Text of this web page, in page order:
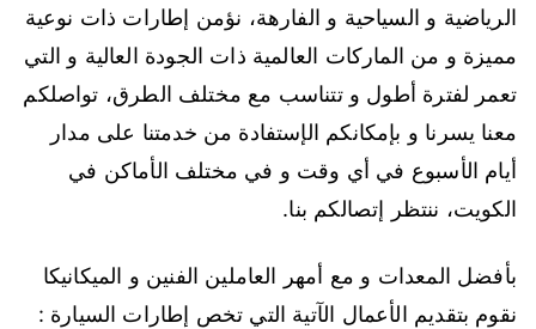
الرياضية و السياحية و الفارهة، نؤمن إطارات ذات نوعية
مميزة و من الماركات العالمية ذات الجودة العالية و التي
تعمر لفترة أطول و تتناسب مع مختلف الطرق، تواصلكم
معنا يسرنا و بإمكانكم الإستفادة من خدمتنا على مدار
أيام الأسبوع في أي وقت و في مختلف الأماكن في
الكويت، ننتظر إتصالكم بنا.
بأفضل المعدات و مع أمهر العاملين الفنين و الميكانيكا
نقوم بتقديم الأعمال الآتية التي تخص إطارات السيارة :